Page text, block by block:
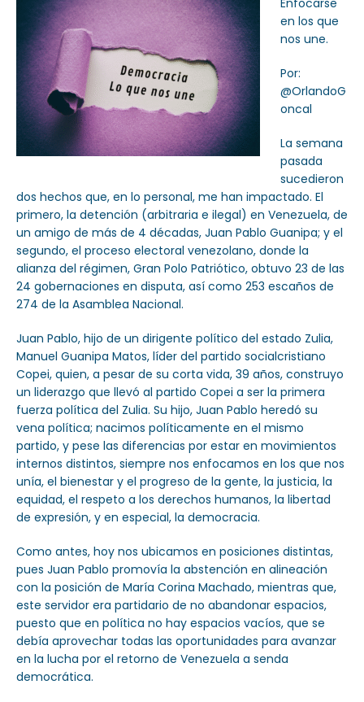
Enfocarse
en los que
nos une.
Por:
@OrlandoG
oncal
La semana
pasada
sucedieron
dos hechos que, en lo personal, me han impactado. El
primero, la detención (arbitraria e ilegal) en Venezuela, de
un amigo de más de 4 décadas, Juan Pablo Guanipa; y el
segundo, el proceso electoral venezolano, donde la
alianza del régimen, Gran Polo Patriótico, obtuvo 23 de las
24 gobernaciones en disputa, así como 253 escaños de
274 de la Asamblea Nacional.
Juan Pablo, hijo de un dirigente político del estado Zulia,
Manuel Guanipa Matos, líder del partido socialcristiano
Copei, quien, a pesar de su corta vida, 39 años, construyo
un liderazgo que llevó al partido Copei a ser la primera
fuerza política del Zulia. Su hijo, Juan Pablo heredó su
vena política; nacimos políticamente en el mismo
partido, y pese las diferencias por estar en movimientos
internos distintos, siempre nos enfocamos en los que nos
unía, el bienestar y el progreso de la gente, la justicia, la
equidad, el respeto a los derechos humanos, la libertad
de expresión, y en especial, la democracia.
Como antes, hoy nos ubicamos en posiciones distintas,
pues Juan Pablo promovía la abstención en alineación
con la posición de María Corina Machado, mientras que,
este servidor era partidario de no abandonar espacios,
puesto que en política no hay espacios vacíos, que se
debía aprovechar todas las oportunidades para avanzar
en la lucha por el retorno de Venezuela a senda
democrática.